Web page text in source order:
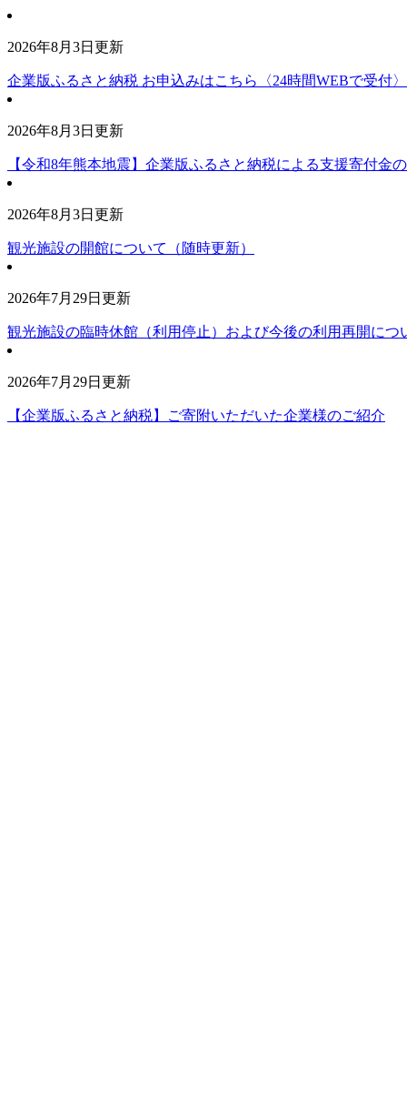
2026年8月3日更新
企業版ふるさと納税 お申込みはこちら〈24時間WEBで受付〉
2026年8月3日更新
【令和8年熊本地震】企業版ふるさと納税による支援寄付金
2026年8月3日更新
観光施設の開館について（随時更新）
2026年7月29日更新
観光施設の臨時休館（利用停止）および今後の利用再開につ
2026年7月29日更新
【企業版ふるさと納税】ご寄附いただいた企業様のご紹介